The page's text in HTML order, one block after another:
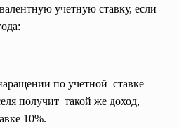
учетную ставку, если
по учетной ставке
получит такой же доход,
10%.